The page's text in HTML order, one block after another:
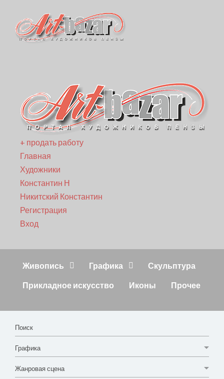
+ продать работу
Главная
Художники
Константин Н
Никитский Константин
Регистрация
Вход
Живопись Графика Скульптура
Прикладное искусство Иконы Прочее